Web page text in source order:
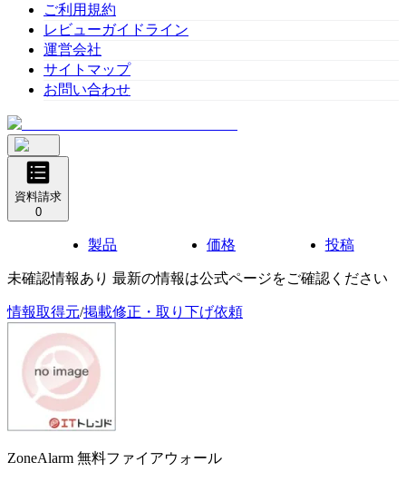
ご利用規約
レビューガイドライン
運営会社
サイトマップ
お問い合わせ
資料請求
0
製品 価格 投稿
未確認情報あり 最新の情報は公式ページをご確認ください
情報取得元/掲載修正・取り下げ依頼
ZoneAlarm 無料ファイアウォール